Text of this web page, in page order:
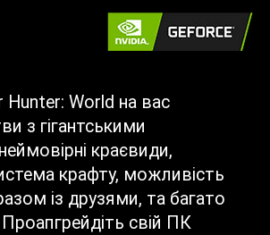
Hunter: World на вас
з гігантськими
краєвиди,
крафту, можливість
із друзями, та багато
свій ПК